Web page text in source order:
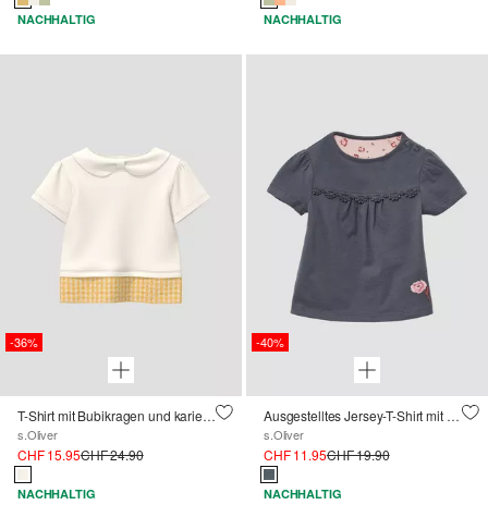
NACHHALTIG NACHHALTIG
-36%
T-Shirt mit Bubikragen und kariertem Einsatz
s.Oliver
CHF 15.95CHF 24.90
NACHHALTIG
-40%
Ausgestelltes Jersey-T-Shirt mit Stickerei und Spitzendetails
s.Oliver
CHF 11.95CHF 19.90
NACHHALTIG